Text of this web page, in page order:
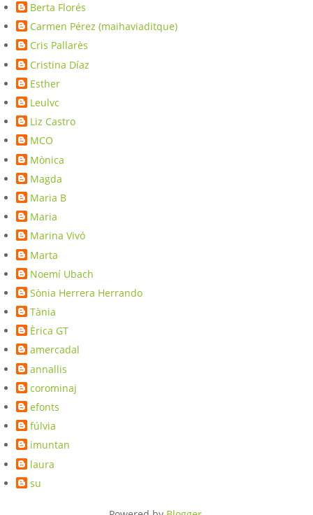
Berta Florés
Carmen Pérez (maihaviaditque)
Cris Pallarès
Cristina Díaz
Esther
Leulvc
Liz Castro
MCO
Mònica
Magda
Maria B
Maria
Marina Vivó
Marta
Noemí Ubach
Sònia Herrera Herrando
Tània
Èrica GT
amercadal
annallis
corominaj
efonts
fúlvia
imuntan
laura
su